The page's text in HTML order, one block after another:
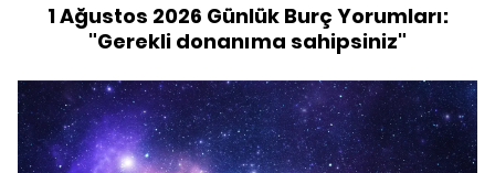
1 Ağustos 2026 Günlük Burç Yorumları:
"Gerekli donanıma sahipsiniz"